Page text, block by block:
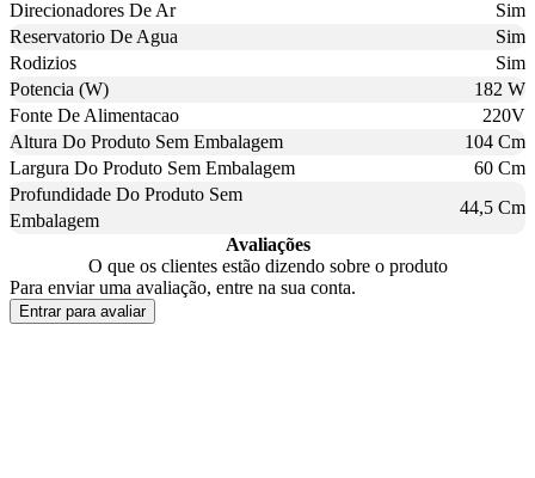
Direcionadores De Ar
Sim
Reservatorio De Agua
Sim
Rodizios
Sim
Potencia (W)
182 W
Fonte De Alimentacao
220V
Altura Do Produto Sem Embalagem
104 Cm
Largura Do Produto Sem Embalagem
60 Cm
Profundidade Do Produto Sem
Embalagem
44,5 Cm
Avaliações
O que os clientes estão dizendo sobre o produto
Para enviar uma avaliação, entre na sua conta.
Entrar para avaliar